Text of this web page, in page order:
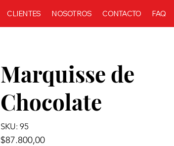
CLIENTES NOSOTROS CONTACTO FAQ
Marquisse de
Chocolate
SKU: 95
$87.800,00